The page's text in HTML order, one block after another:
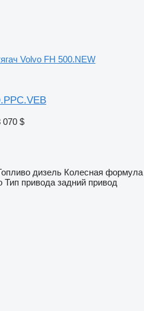
Volvo FH 500.NEW
070 $
дизель Колесная формула
Тип привода задний привод